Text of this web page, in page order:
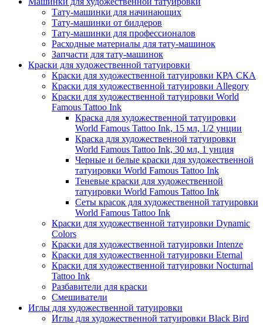
Тату-машинки для начинающих
Тату-машинки от билдеров
Тату-машинки для профессионалов
Расходные материалы для тату-машинок
Запчасти для тату-машинок
Краски для художественной татуировки
Краски для художественной татуировки КРА СКА
Краски для художественной татуировки Allegory
Краски для художественной татуировки World
Famous Tattoo Ink
Краска для художественной татуировки
World Famous Tattoo Ink, 15 мл, 1/2 унции
Краска для художественной татуировки
World Famous Tattoo Ink, 30 мл, 1 унция
Черные и белые краски для художественной
татуировки World Famous Tattoo Ink
Теневые краски для художественной
татуировки World Famous Tattoo Ink
Сеты красок для художественной татуировки
World Famous Tattoo Ink
Краски для художественной татуировки Dynamic
Colors
Краски для художественной татуировки Intenze
Краски для художественной татуировки Eternal
Краски для художественной татуировки Nocturnal
Tattoo Ink
Разбавители для краски
Смешиватели
Иглы для художественной татуировки
Иглы для художественной татуировки Black Bird